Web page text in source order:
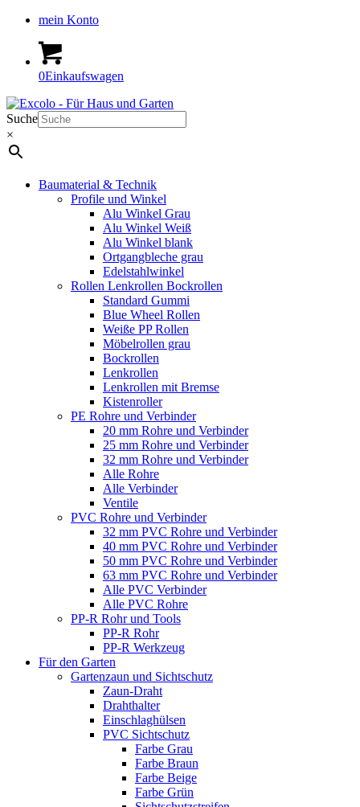
mein Konto
0Einkaufswagen
Suche
×
Baumaterial & Technik
Profile und Winkel
Alu Winkel Grau
Alu Winkel Weiß
Alu Winkel blank
Ortgangbleche grau
Edelstahlwinkel
Rollen Lenkrollen Bockrollen
Standard Gummi
Blue Wheel Rollen
Weiße PP Rollen
Möbelrollen grau
Bockrollen
Lenkrollen
Lenkrollen mit Bremse
Kistenroller
PE Rohre und Verbinder
20 mm Rohre und Verbinder
25 mm Rohre und Verbinder
32 mm Rohre und Verbinder
Alle Rohre
Alle Verbinder
Ventile
PVC Rohre und Verbinder
32 mm PVC Rohre und Verbinder
40 mm PVC Rohre und Verbinder
50 mm PVC Rohre und Verbinder
63 mm PVC Rohre und Verbinder
Alle PVC Verbinder
Alle PVC Rohre
PP-R Rohr und Tools
PP-R Rohr
PP-R Werkzeug
Für den Garten
Gartenzaun und Sichtschutz
Zaun-Draht
Drahthalter
Einschlaghülsen
PVC Sichtschutz
Farbe Grau
Farbe Braun
Farbe Beige
Farbe Grün